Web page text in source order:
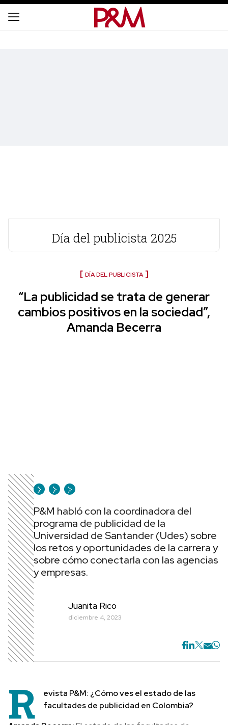
Día del publicista 2025
DÍA DEL PUBLICISTA
“La publicidad se trata de generar
cambios positivos en la sociedad”,
Amanda Becerra
P&M habló con la coordinadora del
programa de publicidad de la
Universidad de Santander (Udes) sobre
los retos y oportunidades de la carrera y
sobre cómo conectarla con las agencias
y empresas.
Juanita Rico
diciembre 4, 2023
R
evista P&M: ¿Cómo ves el estado de las
facultades de publicidad en Colombia?